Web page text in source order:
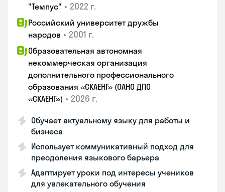
"Темпус" • 2022 г.
Российский университет дружбы
народов • 2001 г.
Образовательная автономная
некоммерческая организация
дополнительного профессионального
образования «СКАЕНГ» (ОАНО ДПО
«СКАЕНГ») • 2026 г.
Обучает актуальному языку для работы и
бизнеса
Использует коммуникативный подход для
преодоления языкового барьера
Адаптирует уроки под интересы учеников
для увлекательного обучения